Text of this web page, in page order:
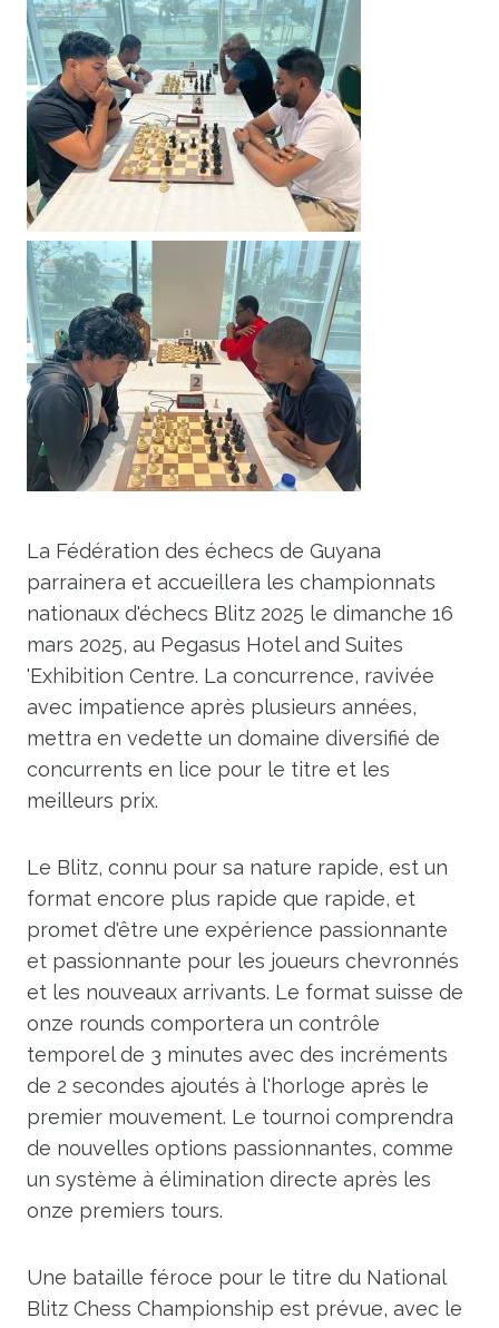
La Fédération des échecs de Guyana
parrainera et accueillera les championnats
nationaux d'échecs Blitz 2025 le dimanche 16
mars 2025, au Pegasus Hotel and Suites
'Exhibition Centre. La concurrence, ravivée
avec impatience après plusieurs années,
mettra en vedette un domaine diversifié de
concurrents en lice pour le titre et les
meilleurs prix.
Le Blitz, connu pour sa nature rapide, est un
format encore plus rapide que rapide, et
promet d'être une expérience passionnante
et passionnante pour les joueurs chevronnés
et les nouveaux arrivants. Le format suisse de
onze rounds comportera un contrôle
temporel de 3 minutes avec des incréments
de 2 secondes ajoutés à l'horloge après le
premier mouvement. Le tournoi comprendra
de nouvelles options passionnantes, comme
un système à élimination directe après les
onze premiers tours.
Une bataille féroce pour le titre du National
Blitz Chess Championship est prévue, avec le